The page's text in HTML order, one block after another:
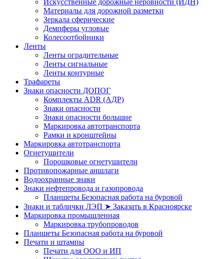
Искусственные дорожные неровности (ИДН)
Материалы для дорожной разметки
Зеркала сферические
Демпферы угловые
Колесоотбойники
Ленты
Ленты оградительные
Ленты сигнальные
Ленты контурные
Трафареты
Знаки опасности ДОПОГ
Комплекты ADR (АДР)
Знаки опасности
Знаки опасности большие
Маркировка автотранспорта
Рамки и кронштейны
Маркировка автотранспорта
Огнетушители
Порошковые огнетушители
Противопожарные аншлаги
Водоохранные знаки
Знаки нефтепровода и газопровода
Планшеты Безопасная работа на буровой
Знаки и таблички ЛЭП ➤ Заказать в Красноярске
Маркировка промышленная
Маркировка трубопроводов
Планшеты Безопасная работа на буровой
Печати и штампы
Печати для ООО и ИП